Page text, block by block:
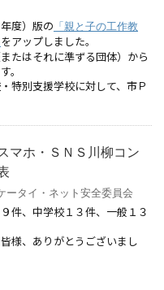
度）版の 「親と子の工作教
をアップしました。
たはそれに準ずる団体）から
。
特別支援学校に対して、市Ｐ
マホ・ＳＮＳ川柳コン
ータイ・ネット安全委員会
件、中学校１３件、一般１３
様、ありがとうございまし